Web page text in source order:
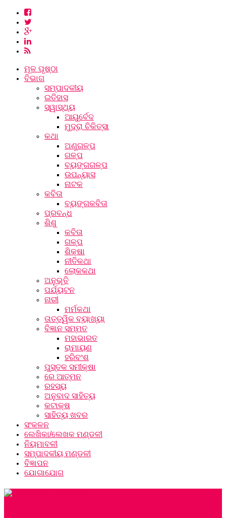
ମୂଳ ପୃଷ୍ଠା
ବିଭାଗ
ସମ୍ପାଦକୀୟ
ଇତିହାସ
ସ୍ୱାସ୍ଥ୍ୟ
ଆୟୁର୍ବେଦ
ମୁଦ୍ରା ଚିକିତ୍ସା
କଥା
ଅଣୁଗଳ୍ପ
ଗଳ୍ପ
ବ୍ୟଙ୍ଗଗଳ୍ପ
ଉପନ୍ୟାସ
ନାଟକ
କବିତା
ବ୍ୟଙ୍ଗକବିତା
ପ୍ରବନ୍ଧ
ଶିଶୁ
କବିତା
ଗଳ୍ପ
ଶିକ୍ଷା
ନୀତିକଥା
ଲୋକକଥା
ଅନୁଭୂତି
ପର୍ଯ୍ୟଟନ
ନାରୀ
ମର୍ମକଥା
ତାତ୍ତ୍ୱିକ ବ୍ୟାଖ୍ୟା
ବିଜ୍ଞାନ ସମ୍ମତ
ମହାଭାରତ
ରାମାୟଣ
ହରିବଂଶ
ପୁସ୍ତକ ସମୀକ୍ଷା
ରେ ଆତ୍ମନ
ରହସ୍ୟ
ଅନୁବାଦ ସାହିତ୍ୟ
କଟାକ୍ଷ
ସାହିତ୍ୟ ଖବର
ସଂକଳନ
ଲେଖିକା/ଲେଖକ ମଣ୍ଡଳୀ
ନିୟମାବଳୀ
ସମ୍ପାଦକୀୟ ମଣ୍ଡଳୀ
ବିଜ୍ଞାପନ
ଯୋଗାଯୋଗ